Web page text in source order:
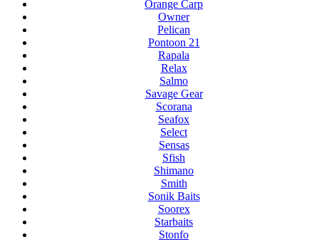
Orange Carp
Owner
Pelican
Pontoon 21
Rapala
Relax
Salmo
Savage Gear
Scorana
Seafox
Select
Sensas
Sfish
Shimano
Smith
Sonik Baits
Soorex
Starbaits
Stonfo